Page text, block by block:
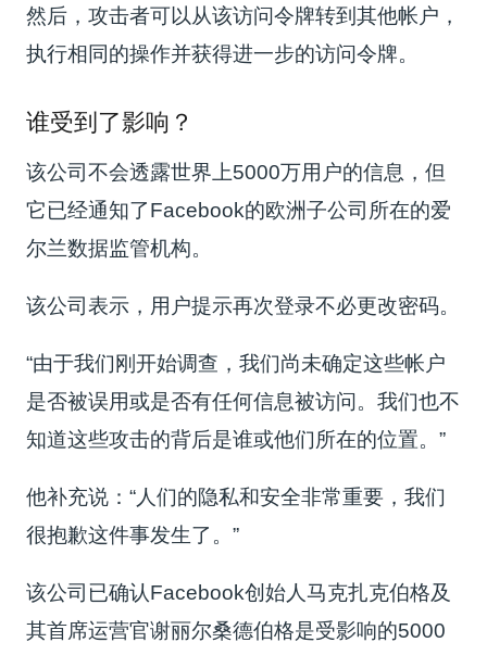
然后，攻击者可以从该访问令牌转到其他帐户，
执行相同的操作并获得进一步的访问令牌。
谁受到了影响？
该公司不会透露世界上5000万用户的信息，但
它已经通知了Facebook的欧洲子公司所在的爱
尔兰数据监管机构。
该公司表示，用户提示再次登录不必更改密码。
“由于我们刚开始调查，我们尚未确定这些帐户
是否被误用或是否有任何信息被访问。我们也不
知道这些攻击的背后是谁或他们所在的位置。”
他补充说：“人们的隐私和安全非常重要，我们
很抱歉这件事发生了。”
该公司已确认Facebook创始人马克扎克伯格及
其首席运营官谢丽尔桑德伯格是受影响的5000